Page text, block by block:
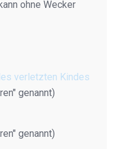
ohne Wecker
verletzten Kindes
genannt)
genannt)